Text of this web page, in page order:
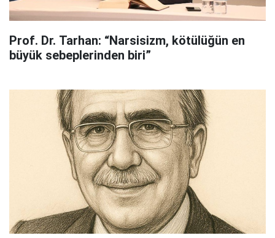
Prof. Dr. Tarhan: “Narsisizm, kötülüğün en
büyük sebeplerinden biri”